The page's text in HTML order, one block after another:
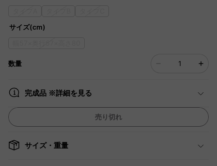
サイズ(cm)
数量
完成品 ※詳細を見る
売り切れ
サイズ・重量